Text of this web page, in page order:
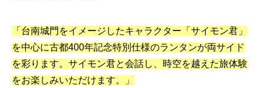
「台南城門をイメージしたキャラクター「サイモン君」
を中心に古都400年記念特別仕様のランタンが両サイド
を彩ります。サイモン君と会話し、時空を越えた旅体験
をお楽しみいただけます。」